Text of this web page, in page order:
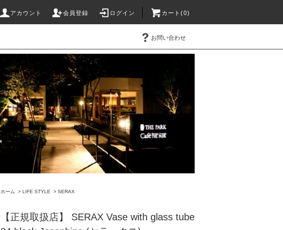
アカウント 会員登録 ログイン カート(0)
お問い合わせ
ホーム > LIFE STYLE > SERAX
【正規取扱店】 SERAX Vase with glass tube